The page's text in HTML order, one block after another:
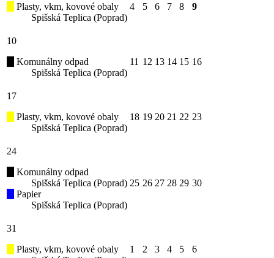
Plasty, vkm, kovové obaly
Spišská Teplica (Poprad)
4 5 6 7 8 9
10
Komunálny odpad
Spišská Teplica (Poprad)
11 12 13 14 15 16
17
Plasty, vkm, kovové obaly
Spišská Teplica (Poprad)
18 19 20 21 22 23
24
Komunálny odpad
Spišská Teplica (Poprad)
Papier
Spišská Teplica (Poprad)
25 26 27 28 29 30
31
Plasty, vkm, kovové obaly
1 2 3 4 5 6